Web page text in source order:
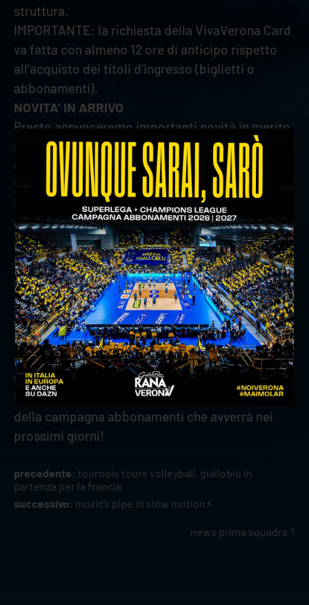
struttura.
IMPORTANTE: la richiesta della VivaVerona Card
va fatta con almeno 12 ore di anticipo rispetto
all’acquisto dei titoli d’ingresso (biglietti o
abbonamenti).
NOVITA’ IN ARRIVO
Presto annunceremo importanti novità in merito
alla
campagna abbonamenti . Intanto, però,
un’anticipazione per i tifosi storici del volley
veronese: soltanto dopo aver sottoscritto la
VivaVerona Card, sarà possibile,per gli abbonati
gialloblù 2020/21, richiedere via email a
supertifoso@veronavolley.itun codice sconto
univoco, speciale e dedicato, previa esibizione di
una prova del vecchio abbonamento.
Le richieste verranno processate in ordine di
arrivo e entro 72 ore dalla ricezione della mail di
richiesta (qualora in possesso di tutti i requisiti
indispensabili).
Consigliamo quindi di sottoscrivere al più presto
la VivaVerona Card, per essere pronti al lancio
della campagna abbonamenti che avverrà nei
prossimi giorni!
precedente: tournois tours volleyball, gialloblù in
partenza per la francia
successivo: mozic’s pipe in slow motion⚡️
news prima squadra